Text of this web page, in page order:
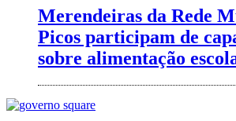
Merendeiras da Rede
Picos participam de
sobre alimentação